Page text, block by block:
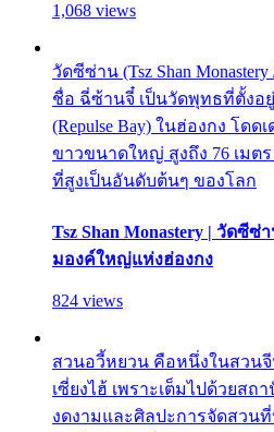
1,068 views
วัดซีซ่าน (Tsz Shan
ชื่อ ฉี่ซ้านจี๋ เป็นวัดพุทธที่ตั้งอ
(Repulse Bay) ในฮ่องกง โด
ขาวขนาดใหญ่ สูงถึง 76 เมต
ที่สูงเป็นอันดับต้นๆ ของโลก
Tsz Shan Monastery | วัดซี
มองค์ใหญ่แห่งฮ่องกง
824 views
สวนอวี้หยวน คือหนึ่งในสวน
เซี่ยงไฮ้ เพราะเต็มไปด้วยส
งดงามและศิลปะการจัดสวน